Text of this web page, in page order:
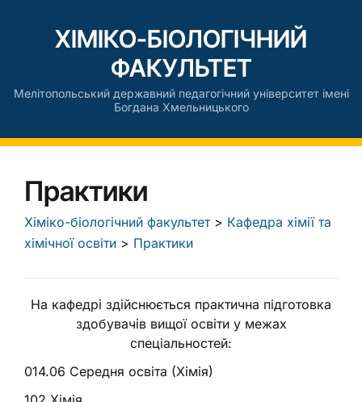
ХІМІКО-БІОЛОГІЧНИЙ
ФАКУЛЬТЕТ
Мелітопольський державний педагогічний університет імені
Богдана Хмельницького
Практики
Хіміко-біологічний факультет> Кафедра хімії та
хімічної освіти > Практики
На кафедрі здійснюється практична підготовка
здобувачів вищої освіти у межах
спеціальностей:
014.06 Середня освіта (Хімія)